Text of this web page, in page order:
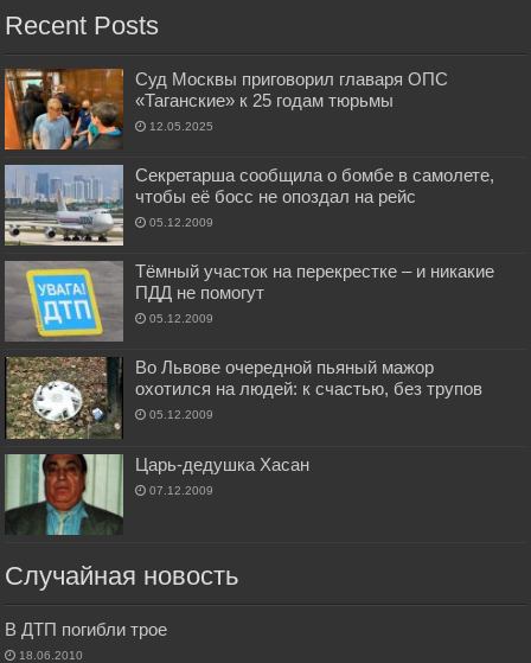
Recent Posts
Суд Москвы приговорил главаря ОПС
«Таганские» к 25 годам тюрьмы
12.05.2025
Секретарша сообщила о бомбе в самолете,
чтобы её босс не опоздал на рейс
05.12.2009
Тёмный участок на перекрестке – и никакие
ПДД не помогут
05.12.2009
Во Львове очередной пьяный мажор
охотился на людей: к счастью, без трупов
05.12.2009
Царь-дедушка Хасан
07.12.2009
Случайная новость
В ДТП погибли трое
18.06.2010